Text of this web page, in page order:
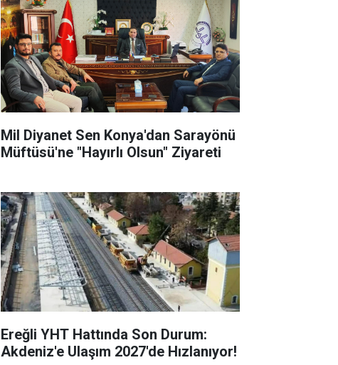
Mil Diyanet Sen Konya'dan Sarayönü
Müftüsü'ne "Hayırlı Olsun" Ziyareti
Ereğli YHT Hattında Son Durum:
Akdeniz'e Ulaşım 2027'de Hızlanıyor!